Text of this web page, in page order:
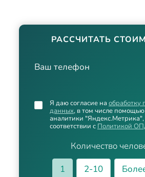
РАССЧИТАТЬ
Ваш телефон
Количество
1
2-10
Я даю согласие на обработку
данных, в том числе
аналитики "Яндекс.Метрика",
соответствии с Политикой